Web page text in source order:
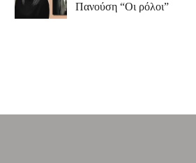
Πανούση “Οι ρόλοι”